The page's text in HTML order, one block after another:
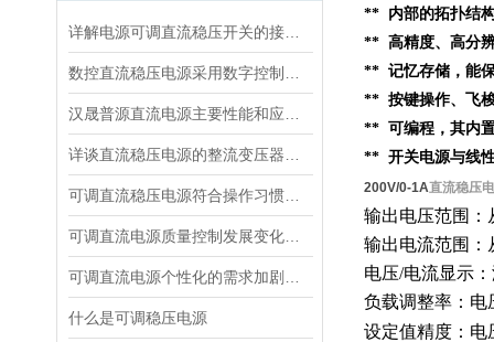
什么是可调稳压电源
** 内部的拓扑结
** 高精度、高分
** 记忆存储，能
** 按键操作、飞
** 可编程，其内
** 开关电源与线
200V/0-1A直流稳压
输出电压范围：
输出电流范围：
电压/电流显示
负载调整率：电
设定值精度：电